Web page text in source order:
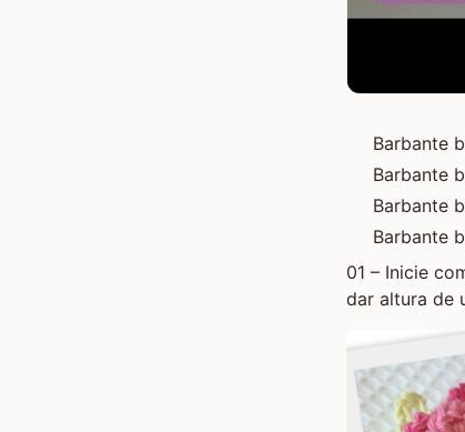
Barbante
Barbante
Barbante
Barbante
01 – Inicie
dar altura de